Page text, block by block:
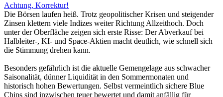
Achtung, Korrektur!
Die Börsen laufen heiß. Trotz geopolitischer Krisen und steigender
Zinsen klettern viele Indizes weiter Richtung Allzeithoch. Doch
unter der Oberfläche zeigen sich erste Risse: Der Abverkauf bei
Halbleiter-, KI- und Space-Aktien macht deutlich, wie schnell sich
die Stimmung drehen kann.
Besonders gefährlich ist die aktuelle Gemengelage aus schwacher
Saisonalität, dünner Liquidität in den Sommermonaten und
historisch hohen Bewertungen. Selbst vermeintlich sichere Blue
Chips sind inzwischen teuer bewertet und damit anfällig für